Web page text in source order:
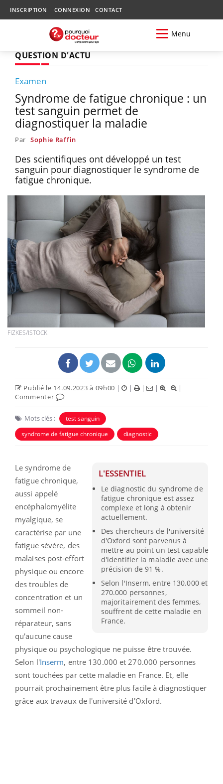
INSCRIPTION CONNEXION CONTACT
Menu
QUESTION D'ACTU
Examen
Syndrome de fatigue chronique : un
test sanguin permet de
diagnostiquer la maladie
Par Sophie Raffin
Des scientifiques ont développé un test
sanguin pour diagnostiquer le syndrome de
fatigue chronique.
FIZKES/ISTOCK
Publié le 14.09.2023 à 09h00 | | | |
|
Commenter
Mots clés :
test sanguin
syndrome de fatigue chronique
diagnostic
L'ESSENTIEL
Le diagnostic du syndrome de
fatigue chronique est assez
complexe et long à obtenir
actuellement.
Des chercheurs de l'université
d'Oxford sont parvenus à
mettre au point un test capable
d'identifier la maladie avec une
précision de 91 %.
Selon l'Inserm, entre 130.000 et
270.000 personnes,
majoritairement des femmes,
souffrent de cette maladie en
France.
Le syndrome de
fatigue chronique,
aussi appelé
encéphalomyélite
myalgique, se
caractérise par une
fatigue sévère, des
malaises post-effort
physique ou encore
des troubles de
concentration et un
sommeil non-
réparateur, sans
qu'aucune cause
physique ou psychologique ne puisse être trouvée.
Selon l'Inserm, entre 130.000 et 270.000 personnes
sont touchées par cette maladie en France. Et, elle
pourrait prochainement être plus facile à diagnostiquer
grâce aux travaux de l'université d'Oxford.